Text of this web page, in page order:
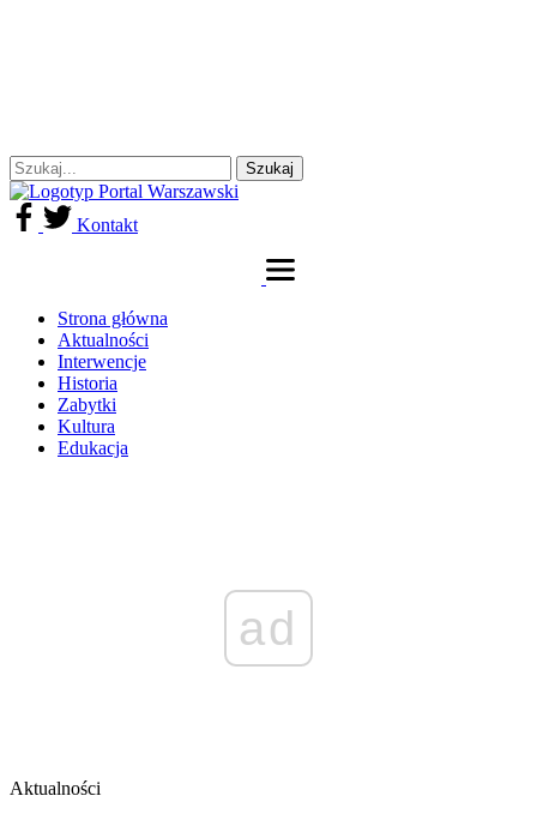
Kontakt
Strona główna
Aktualności
Interwencje
Historia
Zabytki
Kultura
Edukacja
ad
Aktualności